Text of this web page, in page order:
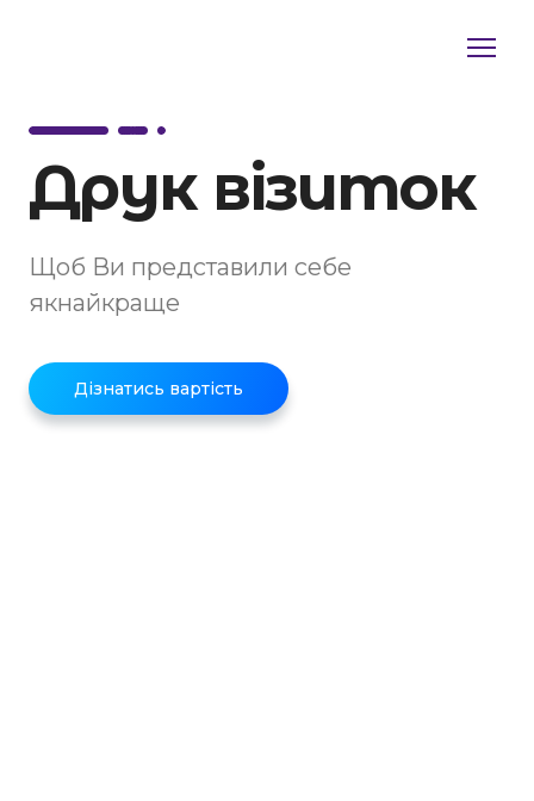
Друк візиток
Щоб Ви представили себе
якнайкраще
Дізнатись вартість